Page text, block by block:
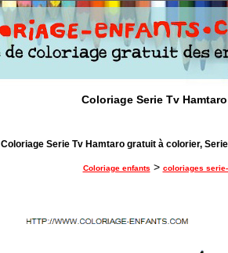
Coloriage Serie Tv
Coloriage Serie Tv Hamtaro gratuit à colorier,
Coloriage enfants > coloriages